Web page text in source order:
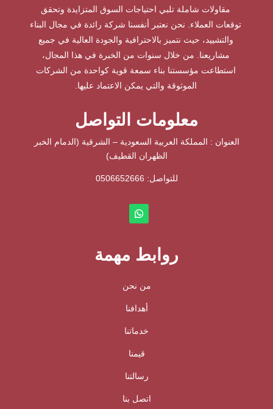
مقاولات شاملة تلبي احتياجات السوق المتزايدة وتحقق
توقعات العملاء. نحن نعتبر أنفسنا شركة رائدة في مجال البناء
والتشييد، حيث نتميز بالاحترافية والجودة العالية في جميع
مشاريعنا. من خلال سنوات من الخبرة في هذا المجال،
استطاعت مؤسستنا بناء سمعة قوية كواحدة من الشركات
الموثوقة والتي يمكن الاعتماد عليها.
معلومات التواصل
العنوان : المملكة العربية السعودية – الشرقية (الدمام الخبر
الظهران القطيف)
للتواصل: ⁦ 0506652666
روابط مهمة
من نحن
أهدافنا
خدماتنا
قيمنا
رسالتنا
اتصل بنا